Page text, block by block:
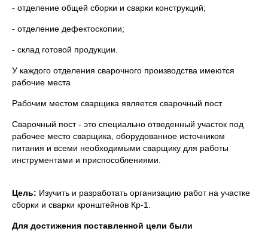
- отделение общей сборки и сварки конструкций;
- отделение дефектоскопии;
- склад готовой продукции.
У каждого отделения сварочного производства имеются
рабочие места
Рабочим местом сварщика является сварочный пост.
Сварочный пост - это специально отведенный участок под
рабочее место сварщика, оборудованное источником
питания и всеми необходимыми сварщику для работы
инструментами и приспособлениями.
Цель: Изучить и разработать организацию работ на участке
сборки и сварки кронштейнов Кр-1.
Для достижения поставленной цели были